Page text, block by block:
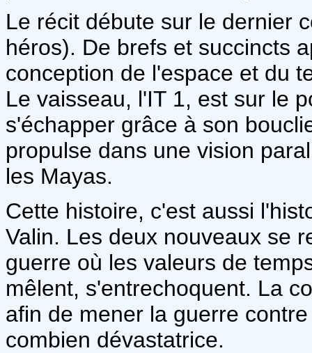
Le récit débute sur le dernier
héros). De brefs et succincts
conception de l'espace et du
Le vaisseau, l'IT 1, est sur le
s'échapper grâce à son
propulse dans une vision
les Mayas.
Cette histoire, c'est aussi
Valin. Les deux nouveaux se
guerre où les valeurs de
mêlent, s'entrechoquent. La
afin de mener la guerre
combien dévastatrice.